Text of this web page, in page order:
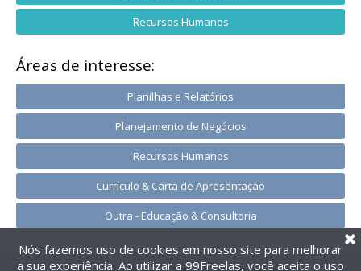
Recursos Humanos
Áreas de interesse:
Planilhas e Relatórios
Planejamento de Negócios
Recursos Humanos
Currículo & Carta de Apresentação
Outra - Educação & Consultoria
Nós fazemos uso de cookies em nosso site para melhorar
a sua experiência. Ao utilizar a 99Freelas, você aceita o uso